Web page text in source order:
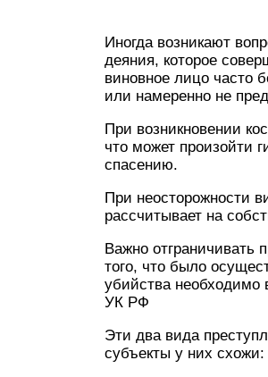
Иногда возникают
деяния, которое
виновное лицо часто
или намеренно не
При возникновении
что может произойти
спасению.
При неосторожности
рассчитывает на
Важно отграничивать
того, что было
убийства необходимо
УК РФ
Эти два вида
субъекты у них схожи: